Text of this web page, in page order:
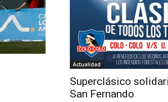
Actualidad
Superclásico
San Fernando